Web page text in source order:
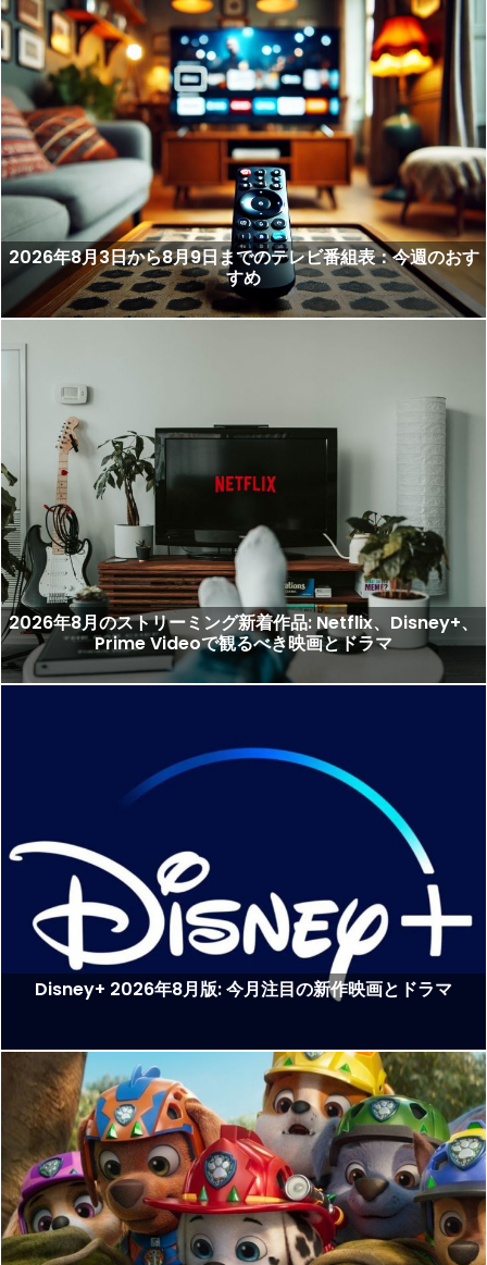
2026年8月3日から8月9日までのテレビ番組表：今週のおす
すめ
2026年8月のストリーミング新着作品: Netflix、Disney+、
Prime Videoで観るべき映画とドラマ
Disney+ 2026年8月版: 今月注目の新作映画とドラマ